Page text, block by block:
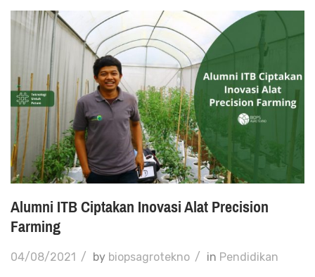
Alumni ITB Ciptakan Inovasi Alat Precision
Farming
04/08/2021 / by biopsagrotekno / in Pendidikan